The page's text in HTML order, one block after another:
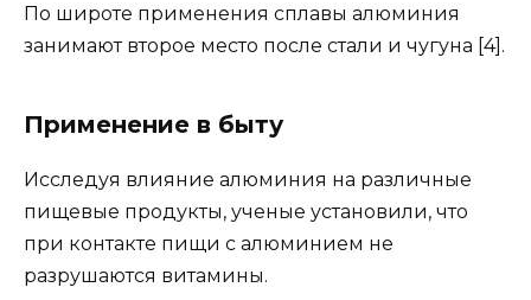
По широте применения сплавы алюминия
занимают второе место после стали и чугуна [4].
Применение в быту
Исследуя влияние алюминия на различные
пищевые продукты, ученые установили, что
при контакте пищи с алюминием не
разрушаются витамины.